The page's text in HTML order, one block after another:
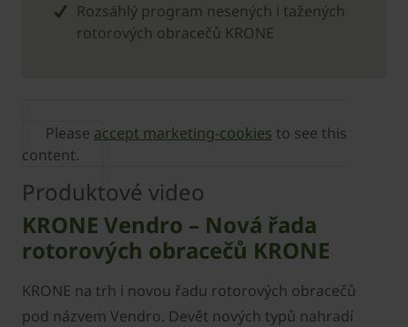
Rozsáhlý program nesených i tažených
rotorových obracečů ­KRONE
Please accept marketing-cookies to see this
content.
Produktové video
KRONE Vendro – Nová řada
rotorových obracečů KRONE
KRONE na trh i novou řadu rotorových obracečů
pod názvem Vendro. Devět nových typů nahradí